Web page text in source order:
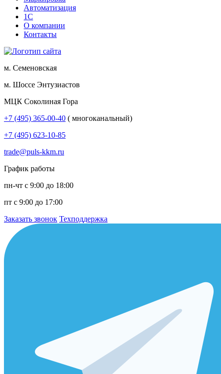
Автоматизация
1С
О компании
Контакты
м. Семеновская
м. Шоссе Энтузиастов
МЦК Соколиная Гора
+7 (495) 365-00-40 ( многоканальный)
+7 (495) 623-10-85
trade@puls-kkm.ru
График работы
пн-чт с 9:00 до 18:00
пт с 9:00 до 17:00
Заказать звонок Техподдержка